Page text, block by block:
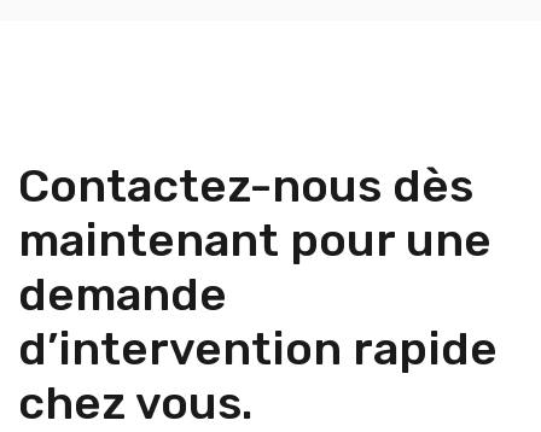
Contactez-nous dès
maintenant pour une
demande
d’intervention rapide
chez vous.